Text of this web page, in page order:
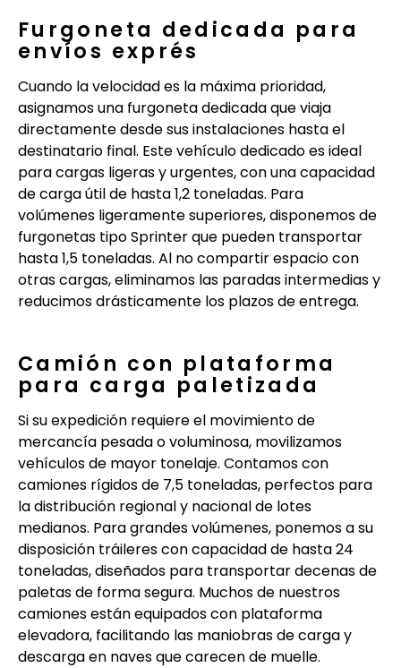
Furgoneta dedicada para
envíos exprés
Cuando la velocidad es la máxima prioridad,
asignamos una furgoneta dedicada que viaja
directamente desde sus instalaciones hasta el
destinatario final. Este vehículo dedicado es ideal
para cargas ligeras y urgentes, con una capacidad
de carga útil de hasta 1,2 toneladas. Para
volúmenes ligeramente superiores, disponemos de
furgonetas tipo Sprinter que pueden transportar
hasta 1,5 toneladas. Al no compartir espacio con
otras cargas, eliminamos las paradas intermedias y
reducimos drásticamente los plazos de entrega.
Camión con plataforma
para carga paletizada
Si su expedición requiere el movimiento de
mercancía pesada o voluminosa, movilizamos
vehículos de mayor tonelaje. Contamos con
camiones rígidos de 7,5 toneladas, perfectos para
la distribución regional y nacional de lotes
medianos. Para grandes volúmenes, ponemos a su
disposición tráileres con capacidad de hasta 24
toneladas, diseñados para transportar decenas de
paletas de forma segura. Muchos de nuestros
camiones están equipados con plataforma
elevadora, facilitando las maniobras de carga y
descarga en naves que carecen de muelle.